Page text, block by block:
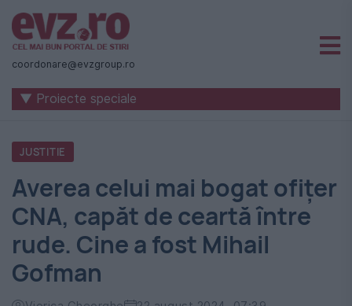
Știri
naționale
internaționale
România
-
Evenimentul
Zilei
coordonare@evzgroup.ro
▼ Proiecte speciale
JUSTITIE
Averea celui mai bogat ofițer
CNA, capăt de ceartă între
rude. Cine a fost Mihail
Gofman